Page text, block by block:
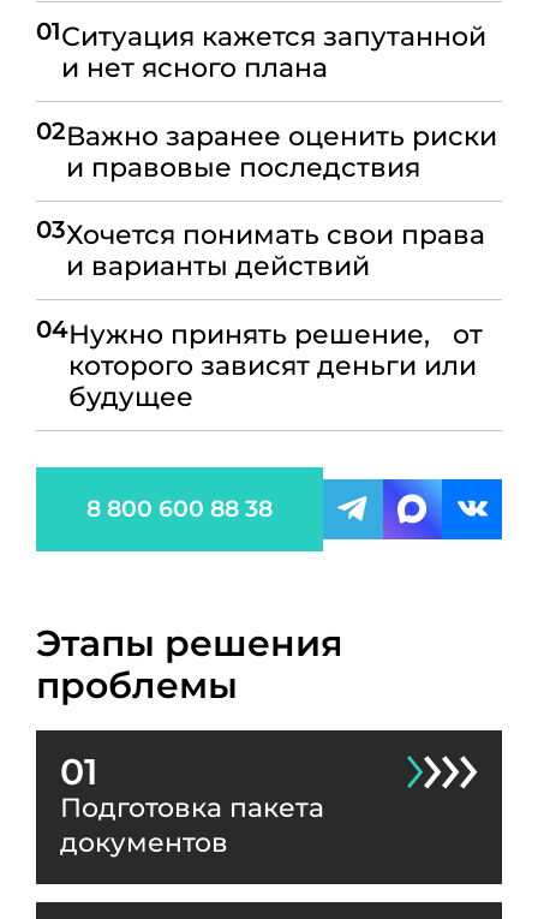
01Ситуация кажется запутанной
и нет ясного плана
02Важно заранее оценить риски
и правовые последствия
03Хочется понимать свои права
и варианты действий
04Нужно принять решение, от
которого зависят деньги или
будущее
8 800 600 88 38
Этапы решения
проблемы
01
Подготовка пакета
документов